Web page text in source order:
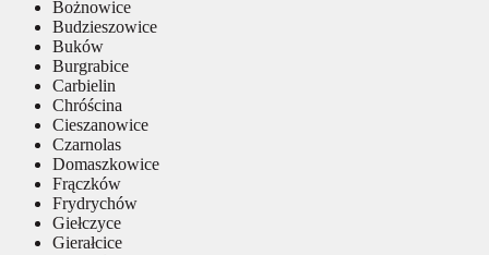
Bożnowice
Budzieszowice
Buków
Burgrabice
Carbielin
Chróścina
Cieszanowice
Czarnolas
Domaszkowice
Frączków
Frydrychów
Giełczyce
Gierałcice